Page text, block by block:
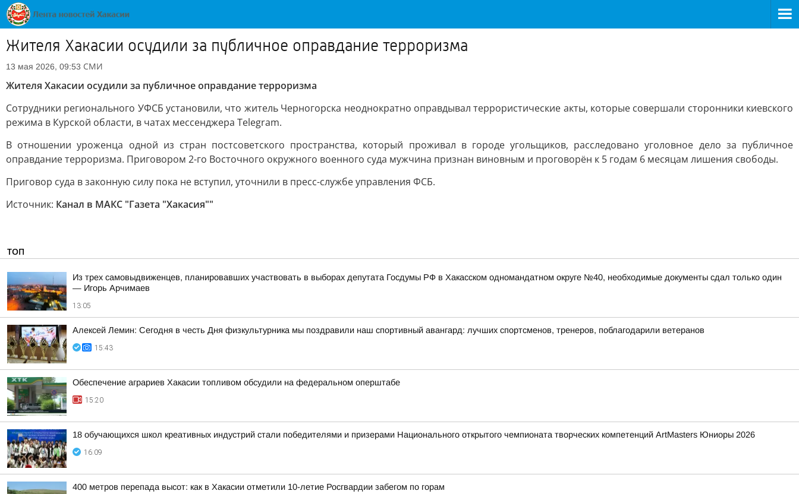
Жителя Хакасии осудили за публичное оправдание терроризма
13 мая 2026, 09:53 СМИ
Жителя Хакасии осудили за публичное оправдание терроризма
Сотрудники регионального УФСБ установили, что житель Черногорска неоднократно оправдывал террористические акты, которые совершали сторонники киевского
режима в Курской области, в чатах мессенджера Telegram.
В отношении уроженца одной из стран постсоветского пространства, который проживал в городе угольщиков, расследовано уголовное дело за публичное
оправдание терроризма. Приговором 2-го Восточного окружного военного суда мужчина признан виновным и проговорён к 5 годам 6 месяцам лишения свободы.
Приговор суда в законную силу пока не вступил, уточнили в пресс-службе управления ФСБ.
Источник: Канал в МАКС "Газета "Хакасия""
ТОП
Из трех самовыдвиженцев, планировавших участвовать в выборах депутата Госдумы РФ в Хакасском одномандатном округе №40, необходимые документы сдал только один
— Игорь Арчимаев
13:05
Алексей Лемин: Сегодня в честь Дня физкультурника мы поздравили наш спортивный авангард: лучших спортсменов, тренеров, поблагодарили ветеранов
15:43
Обеспечение аграриев Хакасии топливом обсудили на федеральном оперштабе
15:20
18 обучающихся школ креативных индустрий стали победителями и призерами Национального открытого чемпионата творческих компетенций ArtMasters Юниоры 2026
16:09
400 метров перепада высот: как в Хакасии отметили 10-летие Росгвардии забегом по горам